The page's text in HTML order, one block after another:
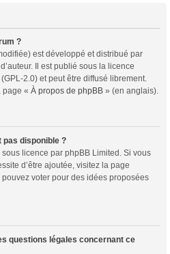
?
est développé et distribué par
Il est publié sous la licence
2.0) et peut être diffusé librement.
page « À propos de phpBB » (en anglais).
pas disponible ?
licence par phpBB Limited. Si vous
d’être ajoutée, visitez la page
voter pour des idées proposées
questions légales concernant ce